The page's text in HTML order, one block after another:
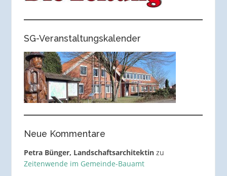
SG-Veranstaltungskalender
Neue Kommentare
Petra Bünger, Landschaftsarchitektinzu
Zeitenwende im Gemeinde-Bauamt